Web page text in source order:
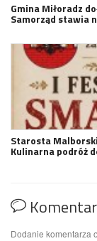
Gmina Miłoradz
Samorząd stawia
Starosta
Kulinarna podróż
Dodanie komentarza